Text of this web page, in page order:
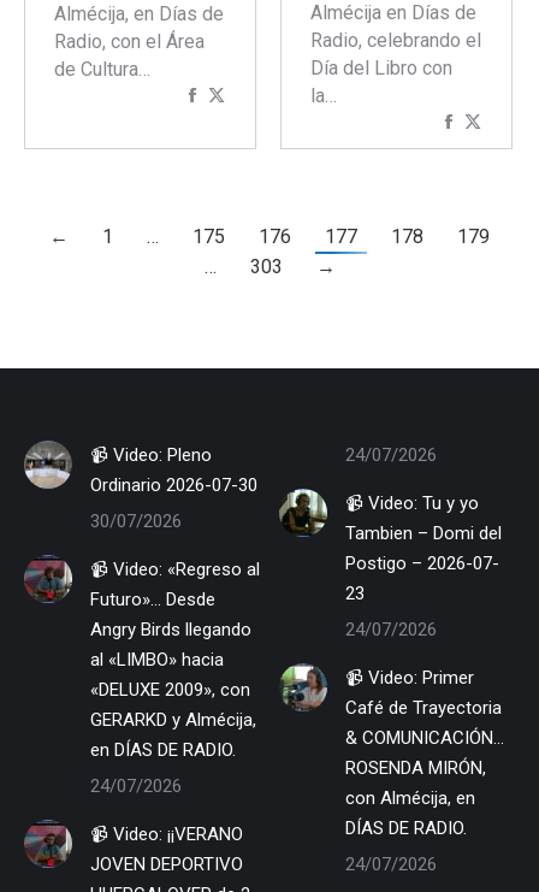
Almécija, en Días de
Radio, con el Área
de Cultura…
Compartir
Facebook
Twitter
Almécija en Días de
Radio, celebrando el
Día del Libro con
la…
Compartir
concon
← 1 … 175 176 177 178
179
…
303 →
📹 Video: Pleno
Ordinario 2026-07-30
30/07/2026
📹 Video: «Regreso al
Futuro»… Desde
Angry Birds llegando
al «LIMBO» hacia
«DELUXE 2009», con
GERARKD y Almécija,
en DÍAS DE RADIO.
24/07/2026
📹 Video: ¡¡VERANO
JOVEN DEPORTIVO
24/07/2026
📹 Video: Tu y yo
Tambien – Domi del
Postigo – 2026-07-
23
24/07/2026
📹 Video: Primer
Café de Trayectoria
& COMUNICACIÓN…
ROSENDA MIRÓN,
con Almécija, en
DÍAS DE RADIO.
24/07/2026